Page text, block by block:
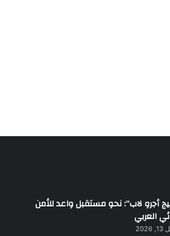
أجرو لاب”: نحو مستقبل واعد للأمن
العربي